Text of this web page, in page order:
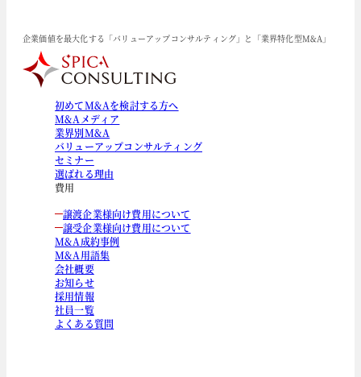
企業価値を最大化する「バリューアップコンサルティング」と「業界特化型M&A」
初めてM&Aを検討する方へ
M&Aメディア
業界別M&A
バリューアップコンサルティング
セミナー
選ばれる理由
費用
譲渡企業様向け費用について
譲受企業様向け費用について
M&A成約事例
M&A用語集
会社概要
お知らせ
採用情報
社員一覧
よくある質問